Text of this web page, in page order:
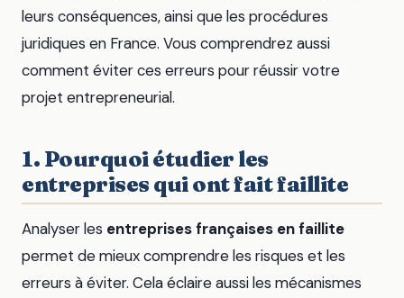
leurs conséquences, ainsi que les procédures
juridiques en France. Vous comprendrez aussi
comment éviter ces erreurs pour réussir votre
projet entrepreneurial.
1. Pourquoi étudier les
entreprises qui ont fait faillite
Analyser les entreprises françaises en faillite
permet de mieux comprendre les risques et les
erreurs à éviter. Cela éclaire aussi les mécanismes